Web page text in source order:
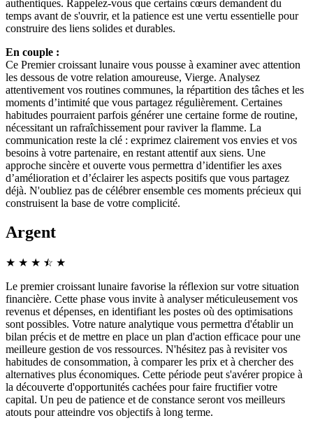
authentiques. Rappelez-vous que certains cœurs demandent du
temps avant de s'ouvrir, et la patience est une vertu essentielle pour
construire des liens solides et durables.
En couple :
Ce Premier croissant lunaire vous pousse à examiner avec attention
les dessous de votre relation amoureuse, Vierge. Analysez
attentivement vos routines communes, la répartition des tâches et les
moments d’intimité que vous partagez régulièrement. Certaines
habitudes pourraient parfois générer une certaine forme de routine,
nécessitant un rafraîchissement pour raviver la flamme. La
communication reste la clé : exprimez clairement vos envies et vos
besoins à votre partenaire, en restant attentif aux siens. Une
approche sincère et ouverte vous permettra d’identifier les axes
d’amélioration et d’éclairer les aspects positifs que vous partagez
déjà. N'oubliez pas de célébrer ensemble ces moments précieux qui
construisent la base de votre complicité.
Argent
★ ★ ★ ☆
★ ★
Le premier croissant lunaire favorise la réflexion sur votre situation
financière. Cette phase vous invite à analyser méticuleusement vos
revenus et dépenses, en identifiant les postes où des optimisations
sont possibles. Votre nature analytique vous permettra d'établir un
bilan précis et de mettre en place un plan d'action efficace pour une
meilleure gestion de vos ressources. N'hésitez pas à revisiter vos
habitudes de consommation, à comparer les prix et à chercher des
alternatives plus économiques. Cette période peut s'avérer propice à
la découverte d'opportunités cachées pour faire fructifier votre
capital. Un peu de patience et de constance seront vos meilleurs
atouts pour atteindre vos objectifs à long terme.